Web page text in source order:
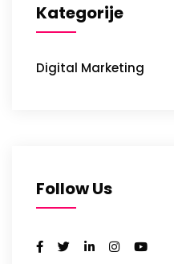
Kategorije
Digital Marketing
Follow Us